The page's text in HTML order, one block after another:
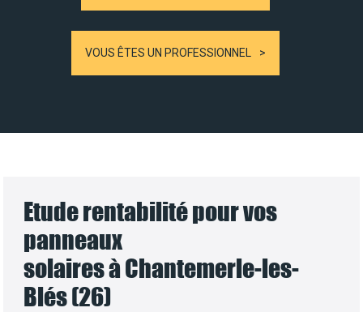
VOUS ÊTES UN PROFESSIONNEL
Etude rentabilité pour vos
panneaux
solaires à Chantemerle-les-
Blés (26)